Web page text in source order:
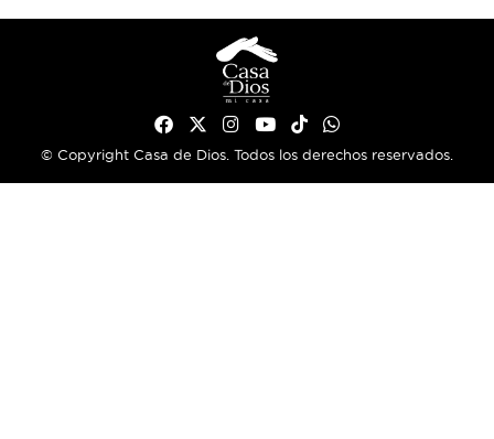
© Copyright Casa de Dios. Todos los derechos reservados.